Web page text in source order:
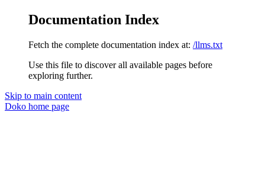
Documentation Index
Fetch the complete documentation index at: /llms.txt
Use this file to discover all available pages before
exploring further.
Skip to main content
Doko home page